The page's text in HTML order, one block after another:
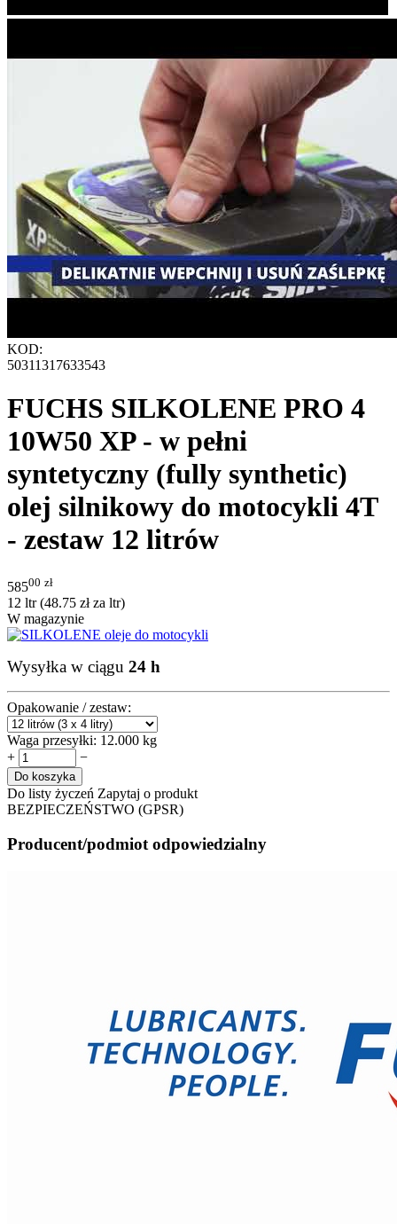
KOD:
50311317633543
FUCHS SILKOLENE PRO 4
10W50 XP - w pełni
syntetyczny (fully synthetic)
olej silnikowy do motocykli 4T
- zestaw 12 litrów
58500 zł
12 ltr (48.75 złza ltr)
W magazynie
Wysyłka w ciągu 24 h
Opakowanie / zestaw:
Waga przesyłki: 12.000 kg
+
−
Do koszyka
Do listy życzeń Zapytaj o produkt
BEZPIECZEŃSTWO (GPSR)
Producent/podmiot odpowiedzialny